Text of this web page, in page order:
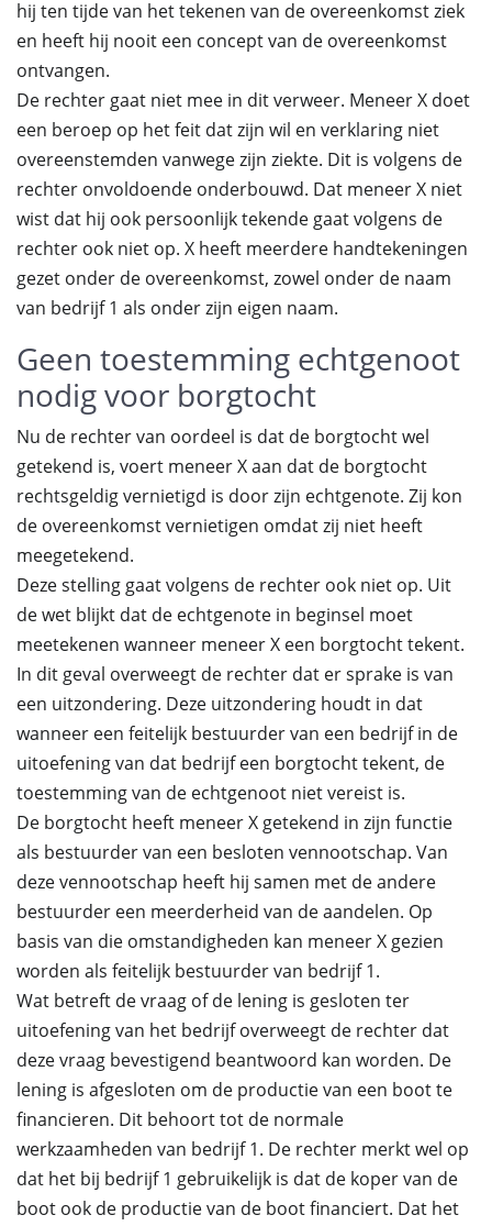
hij ten tijde van het tekenen van de overeenkomst ziek
en heeft hij nooit een concept van de overeenkomst
ontvangen.
De rechter gaat niet mee in dit verweer. Meneer X doet
een beroep op het feit dat zijn wil en verklaring niet
overeenstemden vanwege zijn ziekte. Dit is volgens de
rechter onvoldoende onderbouwd. Dat meneer X niet
wist dat hij ook persoonlijk tekende gaat volgens de
rechter ook niet op. X heeft meerdere handtekeningen
gezet onder de overeenkomst, zowel onder de naam
van bedrijf 1 als onder zijn eigen naam.
Geen toestemming echtgenoot
nodig voor borgtocht
Nu de rechter van oordeel is dat de borgtocht wel
getekend is, voert meneer X aan dat de borgtocht
rechtsgeldig vernietigd is door zijn echtgenote. Zij kon
de overeenkomst vernietigen omdat zij niet heeft
meegetekend.
Deze stelling gaat volgens de rechter ook niet op. Uit
de wet blijkt dat de echtgenote in beginsel moet
meetekenen wanneer meneer X een borgtocht tekent.
In dit geval overweegt de rechter dat er sprake is van
een uitzondering. Deze uitzondering houdt in dat
wanneer een feitelijk bestuurder van een bedrijf in de
uitoefening van dat bedrijf een borgtocht tekent, de
toestemming van de echtgenoot niet vereist is.
De borgtocht heeft meneer X getekend in zijn functie
als bestuurder van een besloten vennootschap. Van
deze vennootschap heeft hij samen met de andere
bestuurder een meerderheid van de aandelen. Op
basis van die omstandigheden kan meneer X gezien
worden als feitelijk bestuurder van bedrijf 1.
Wat betreft de vraag of de lening is gesloten ter
uitoefening van het bedrijf overweegt de rechter dat
deze vraag bevestigend beantwoord kan worden. De
lening is afgesloten om de productie van een boot te
financieren. Dit behoort tot de normale
werkzaamheden van bedrijf 1. De rechter merkt wel op
dat het bij bedrijf 1 gebruikelijk is dat de koper van de
boot ook de productie van de boot financiert. Dat het